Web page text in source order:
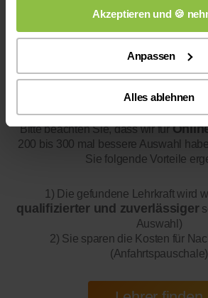
Akzeptieren und 🍪
Anpassen
Alles ablehnen
Bitte beachten Sie, dass wir für
200 bis 300 mal bessere Auswahl
Sie folgende Vorteile
1) Die gefundene Lehrkraft wird
qualifizierter und zuverlässiger
Auswahl)
2) Sie sparen die Kosten für
(Anfahrtspauschale)